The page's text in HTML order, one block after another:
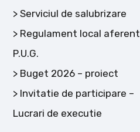
Serviciul de salubrizare
Regulament local aferent
P.U.G.
Buget 2026 – proiect
Invitatie de participare –
Lucrari de executie